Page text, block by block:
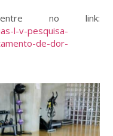
no link:
l-v-pesquisa-
de-dor-